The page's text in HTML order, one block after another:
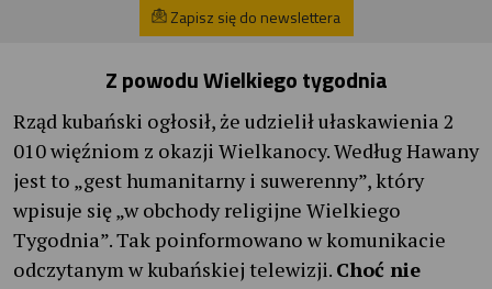
Zapisz się do newslettera
Z powodu Wielkiego tygodnia
Rząd kubański ogłosił, że udzielił ułaskawienia 2
010 więźniom z okazji Wielkanocy. Według Hawany
jest to „gest humanitarny i suwerenny”, który
wpisuje się „w obchody religijne Wielkiego
Tygodnia”. Tak poinformowano w komunikacie
odczytanym w kubańskiej telewizji. Choć nie